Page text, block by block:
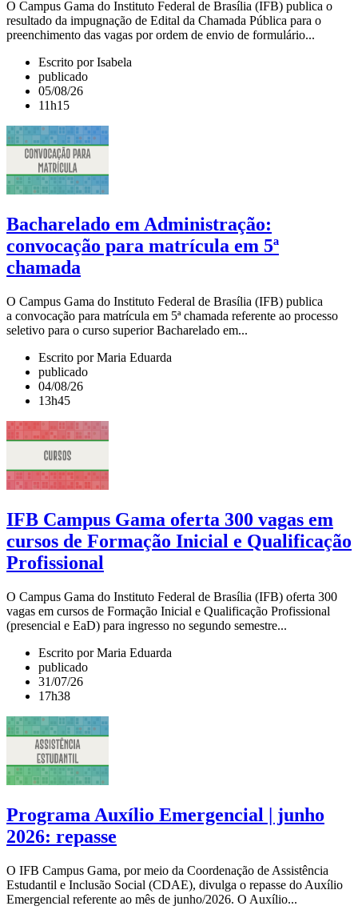
O Campus Gama do Instituto Federal de Brasília (IFB) publica o
resultado da impugnação de Edital da Chamada Pública para o
preenchimento das vagas por ordem de envio de formulário...
Escrito por Isabela
publicado
05/08/26
11h15
Bacharelado em Administração:
convocação para matrícula em 5ª
chamada
O Campus Gama do Instituto Federal de Brasília (IFB) publica
a convocação para matrícula em 5ª chamada referente ao processo
seletivo para o curso superior Bacharelado em...
Escrito por Maria Eduarda
publicado
04/08/26
13h45
IFB Campus Gama oferta 300 vagas em
cursos de Formação Inicial e Qualificação
Profissional
O Campus Gama do Instituto Federal de Brasília (IFB) oferta 300
vagas em cursos de Formação Inicial e Qualificação Profissional
(presencial e EaD) para ingresso no segundo semestre...
Escrito por Maria Eduarda
publicado
31/07/26
17h38
Programa Auxílio Emergencial | junho
2026: repasse
O IFB Campus Gama, por meio da Coordenação de Assistência
Estudantil e Inclusão Social (CDAE), divulga o repasse do Auxílio
Emergencial referente ao mês de junho/2026. O Auxílio...